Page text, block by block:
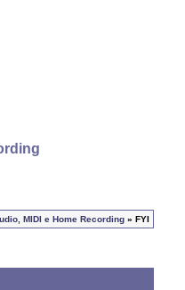
MIDI e Home Recording » FYI